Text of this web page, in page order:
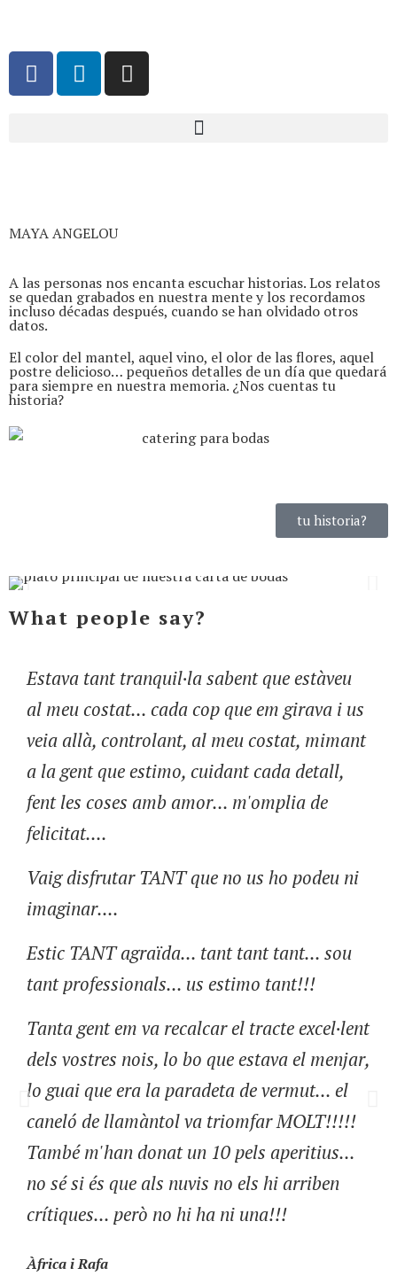
MAYA ANGELOU
A las personas nos encanta escuchar historias. Los relatos
se quedan grabados en nuestra mente y los recordamos
incluso décadas después, cuando se han olvidado otros
datos.
El color del mantel, aquel vino, el olor de las flores, aquel
postre delicioso… pequeños detalles de un día que quedará
para siempre en nuestra memoria. ¿Nos cuentas tu
historia?
tu historia?
What people say?
Estava tant tranquil·la sabent que estàveu
al meu costat... cada cop que em girava i us
veia allà, controlant, al meu costat, mimant
a la gent que estimo, cuidant cada detall,
fent les coses amb amor... m'omplia de
felicitat....
Vaig disfrutar TANT que no us ho podeu ni
imaginar....
Estic TANT agraïda... tant tant tant... sou
tant professionals... us estimo tant!!!
Tanta gent em va recalcar el tracte excel·lent
dels vostres nois, lo bo que estava el menjar,
lo guai que era la paradeta de vermut... el
caneló de llamàntol va triomfar MOLT!!!!!
També m'han donat un 10 pels aperitius...
no sé si és que als nuvis no els hi arriben
crítiques... però no hi ha ni una!!!
Àfrica i Rafa